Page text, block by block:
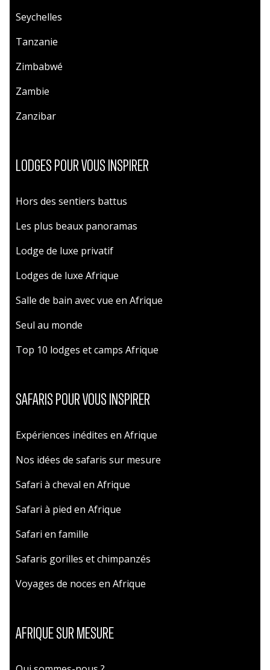
Seychelles
Tanzanie
Zimbabwé
Zambie
Zanzibar
LODGES POUR VOUS INSPIRER
Hors des sentiers battus
Les plus beaux panoramas
Lodge de luxe privatif
Lodges de luxe Afrique
Salle de bain avec vue en Afrique
Seul au monde
Top 10 lodges et camps Afrique
SAFARIS POUR VOUS INSPIRER
Expériences inédites en Afrique
Nos idées de safaris sur mesure
Safari à cheval en Afrique
Safari à pied en Afrique
Safari en famille
Safaris gorilles et chimpanzés
Voyages de noces en Afrique
AFRIQUE SUR MESURE